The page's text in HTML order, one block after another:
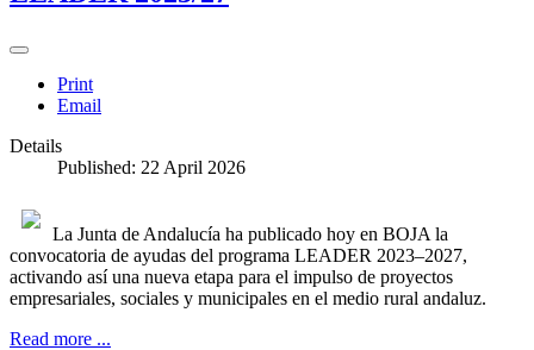
Print
Email
Details
Published: 22 April 2026
La Junta de Andalucía ha publicado hoy en BOJA la
convocatoria de ayudas del programa LEADER 2023–2027,
activando así una nueva etapa para el impulso de proyectos
empresariales, sociales y municipales en el medio rural andaluz.
Read more ...